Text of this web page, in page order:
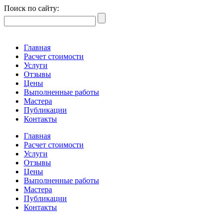
Поиск по сайту:
Главная
Расчет стоимости
Услуги
Отзывы
Цены
Выполненные работы
Мастера
Публикации
Контакты
Главная
Расчет стоимости
Услуги
Отзывы
Цены
Выполненные работы
Мастера
Публикации
Контакты